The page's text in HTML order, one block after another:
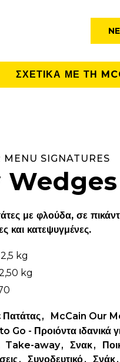
ΣΧΕΤΙΚΑ ΜΕ ΤΗ
MENU SIGNATURES
Wedges
με φλούδα, σε
και κατεψυγμένες.
kg
kg
Πατάτας McCain Our
Go - Προιόντα ιδανικά
Take-away Σνακ
Συνοδευτικό Σνάκ